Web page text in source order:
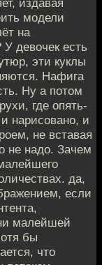
издавая
модели
на
девочек есть
эти куклы
Нафига
Ну а потом
где опять-
нарисовано, и
не вставая
не надо. Зачем
да,
если
малейшей
бы
что